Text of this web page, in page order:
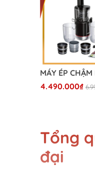
4.490.000₫
Tổng
đại